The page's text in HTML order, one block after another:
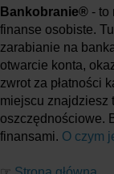
Bankobranie® - to
finanse osobiste.
zarabianie na
otwarcie konta,
zwrot za płatności
miejscu znajdziesz
oszczędnościowe.
finansami. O czym